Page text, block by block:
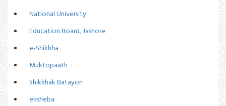
National University
Education Board, Jashore
e-Shikhha
Muktopaath
Shikkhak Batayon
eksheba